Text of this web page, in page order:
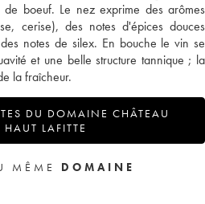
boeuf. Le nez exprime des arômes
cerise), des notes d'épices douces
notes de silex. En bouche le vin se
et une belle structure tannique ; la
la fraîcheur.
DU DOMAINE CHÂTEAU
LAFITTE
MÊME DOMAINE